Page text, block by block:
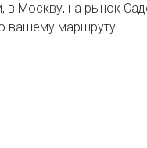
в Москву, на рынок
вашему маршруту